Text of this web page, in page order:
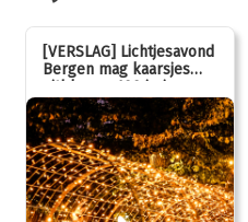
[VERSLAG] Lichtjesavond
Bergen mag kaarsjes
uitblazen: 100 jarig
jubileum!